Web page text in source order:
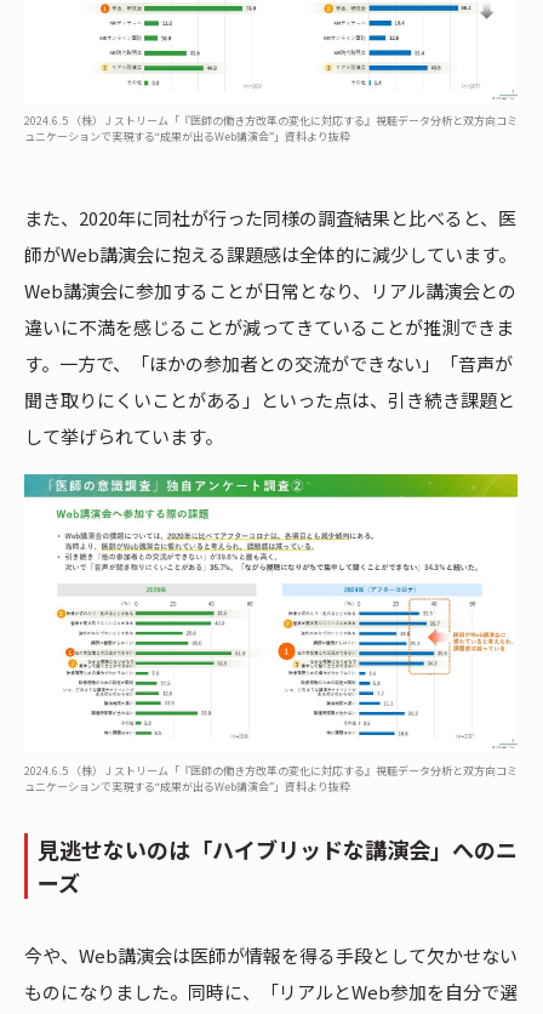
2024.6.5 （株）Ｊストリーム「『医師の働き方改革の変化に対応する』視聴データ分析と双方向コミ
ュニケーションで実現する“成果が出るWeb講演会”」資料より抜粋
また、2020年に同社が行った同様の調査結果と比べると、医
師がWeb講演会に抱える課題感は全体的に減少しています。
Web講演会に参加することが日常となり、リアル講演会との
違いに不満を感じることが減ってきていることが推測できま
す。一方で、「ほかの参加者との交流ができない」「音声が
聞き取りにくいことがある」といった点は、引き続き課題と
して挙げられています。
2024.6.5 （株）Ｊストリーム「『医師の働き方改革の変化に対応する』視聴データ分析と双方向コミ
ュニケーションで実現する“成果が出るWeb講演会”」資料より抜粋
見逃せないのは「ハイブリッドな講演会」へのニ
ーズ
今や、Web講演会は医師が情報を得る手段として欠かせない
ものになりました。同時に、「リアルとWeb参加を自分で選